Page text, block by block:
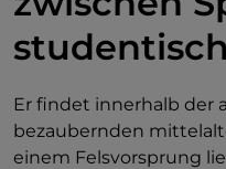
Er findet innerhalb der
bezaubernden
einem Felsvorsprung